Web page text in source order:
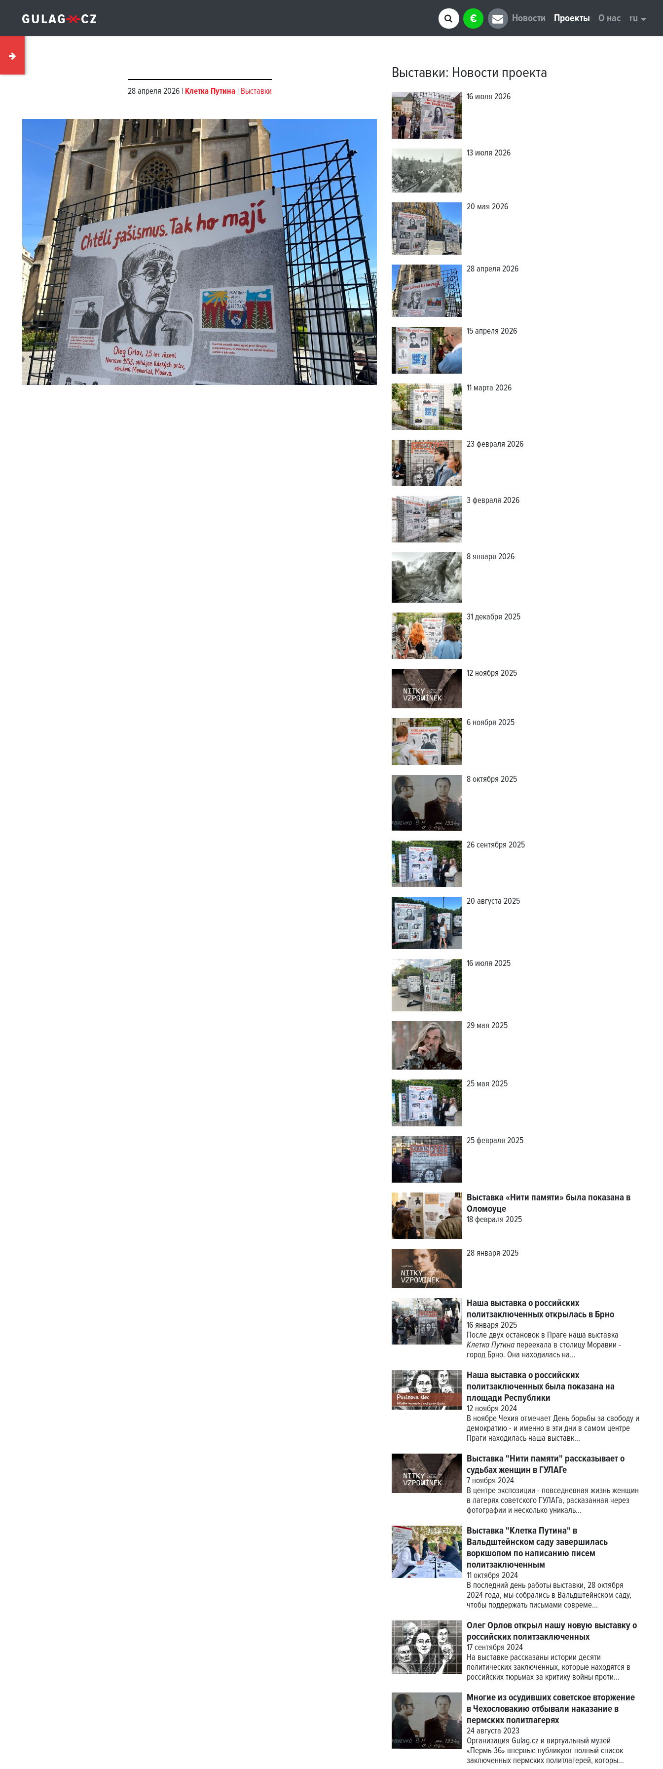
€ Новости Проекты О нас ru
28 апреля 2026 | Клетка Путина| Выставки
Выставки: Новости проекта
16 июля 2026
13 июля 2026
20 мая 2026
28 апреля 2026
15 апреля 2026
11 марта 2026
23 февраля 2026
3 февраля 2026
8 января 2026
31 декабря 2025
12 ноября 2025
6 ноября 2025
8 октября 2025
26 сентября 2025
20 августа 2025
16 июля 2025
29 мая 2025
25 мая 2025
25 февраля 2025
Выставка «Нити памяти» была показана в
Оломоуце
18 февраля 2025
28 января 2025
Наша выставка о российских
политзаключенных открылась в Брно
16 января 2025
После двух остановок в Праге наша выставка
Клетка Путинапереехала в столицу Моравии -
город Брно. Она находилась на...
Наша выставка о российских
политзаключенных была показана на
площади Республики
12 ноября 2024
В ноябре Чехия отмечает День борьбы за свободу и
демократию - и именно в эти дни в самом центре
Праги находилась наша выставк...
Выставка "Нити памяти" рассказывает о
судьбах женщин в ГУЛАГе
7 ноября 2024
В центре экспозиции - повседневная жизнь женщин
в лагерях советского ГУЛАГа, расказанная через
фотографии и несколько уникаль...
Выставка "Клетка Путина" в
Вальдштейнском саду завершилась
воркшопом по написанию писем
политзаключенным
11 октября 2024
В последний день работы выставки, 28 октября
2024 года, мы собрались в Вальдштейнском саду,
чтобы поддержать письмами совреме...
Олег Орлов открыл нашу новую выставку о
российских политзаключенных
17 сентября 2024
На выставке рассказаны истории десяти
политических заключенных, которые находятся в
российских тюрьмах за критику войны проти...
Многие из осудивших советское вторжение
в Чехословакию отбывали наказание в
пермских политлагерях
24 августа 2023
Организация Gulag.cz и виртуальный музей
«Пермь-36» впервые публикуют полный список
заключенных пермских политлагерей, которы...